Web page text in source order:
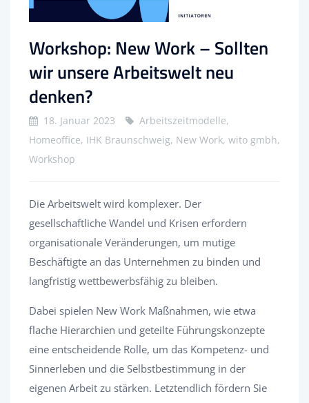
Workshop: New Work – Sollten
wir unsere Arbeitswelt neu
denken?
18. Januar 2023
Arbeitszeitmodelle,
Homeoffice, IHK Braunschweig, New Work, wito gmbh,
Workshop
Die Arbeitswelt wird komplexer. Der
gesellschaftliche Wandel und Krisen erfordern
organisationale Veränderungen, um mutige
Beschäftigte an das Unternehmen zu binden und
langfristig wettbewerbsfähig zu bleiben.
Dabei spielen New Work Maßnahmen, wie etwa
flache Hierarchien und geteilte Führungskonzepte
eine entscheidende Rolle, um das Kompetenz- und
Sinnerleben und die Selbstbestimmung in der
eigenen Arbeit zu stärken. Letztendlich fördern Sie